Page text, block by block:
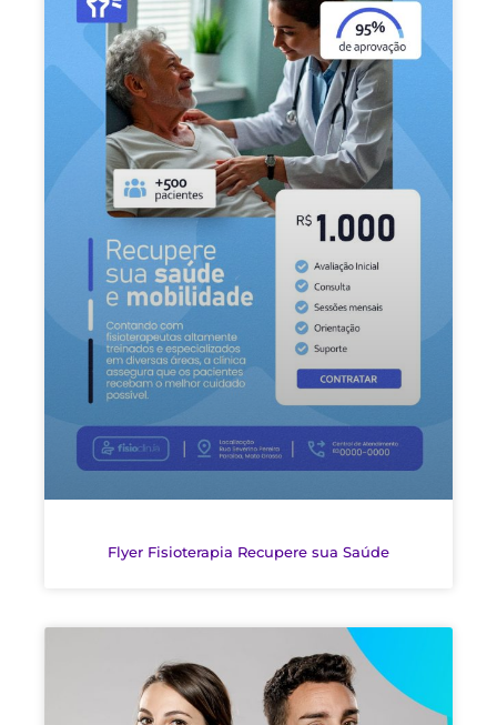
Flyer Fisioterapia Recupere sua Saúde